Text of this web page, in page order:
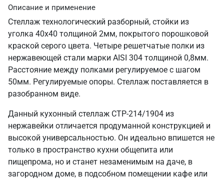
Описание и применение
Стеллаж технологический разборный, стойки из
уголка 40х40 толщиной 2мм, покрытого порошковой
краской серого цвета. Четыре решетчатые полки из
нержавеющей стали марки AISI 304 толщиной 0,8мм.
Расстояние между полками регулируемое с шагом
50мм. Регулируемые опоры. Стеллаж поставляется в
разобранном виде.
Данный кухонный стеллаж СТР-214/1904 из
нержавейки отличается продуманной конструкцией и
высокой универсальностью. Он идеально впишется не
только в пространство кухни общепита или
пищепрома, но и станет незаменимым на даче, в
загородном доме, в подсобном помещении кафе или